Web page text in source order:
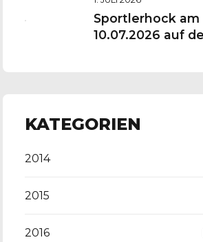
Sportlerhock am
10.07.2026 auf
KATEGORIEN
2014
2015
2016